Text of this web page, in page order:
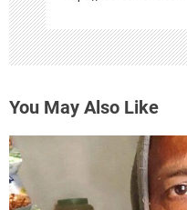
You May Also Like